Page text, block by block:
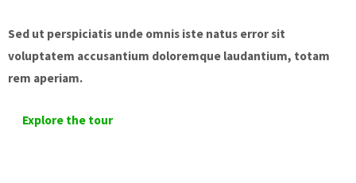
Sed ut perspiciatis unde omnis iste natus error sit
voluptatem accusantium doloremque laudantium, totam
rem aperiam.
Explore the tour